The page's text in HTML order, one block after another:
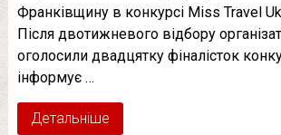
Франківщину в конкурсі Miss Travel
Після двотижневого відбору
оголосили двадцятку фіналісток
інформує …
Детальніше